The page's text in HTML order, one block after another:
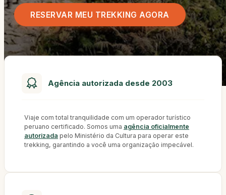
RESERVAR MEU TREKKING AGORA
Agência autorizada desde 2003
Viaje com total tranquilidade com um operador turístico
peruano certificado. Somos uma agência oficialmente
autorizada pelo Ministério da Cultura para operar este
trekking, garantindo a você uma organização impecável.